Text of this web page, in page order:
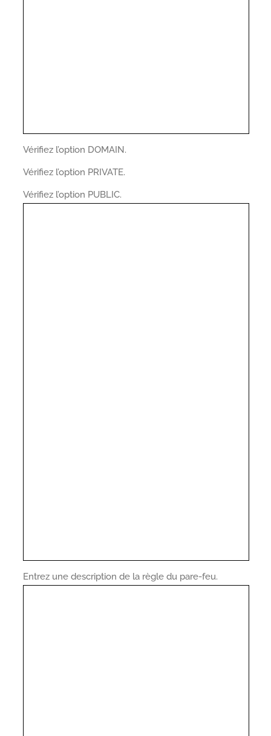
Vérifiez l’option DOMAIN.
Vérifiez l’option PRIVATE.
Vérifiez l’option PUBLIC.
Entrez une description de la règle du pare-feu.